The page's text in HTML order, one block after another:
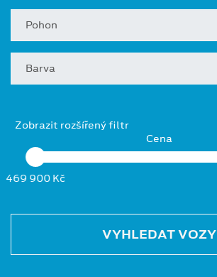
Pohon
Barva
Zobrazit rozšířený filtr
Cena
469 900 Kč
VYHLEDAT VOZY